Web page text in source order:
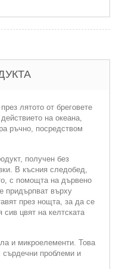
лятото от бреговете
на океана,
ръчно, посредством
получен без
В късния следобед,
с помощта на дървено
придърпват върху
през нощта, за да се
цвят на келтската
и микроелементи. Това
сърдечни проблеми и